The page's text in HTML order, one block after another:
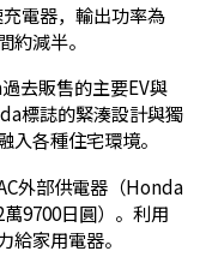
電器，輸出功率為
減半。
去販售的主要EV與
標誌的緊湊設計與獨
各種住宅環境。
外部供電器（Honda
9700日圓）。利用
給家用電器。